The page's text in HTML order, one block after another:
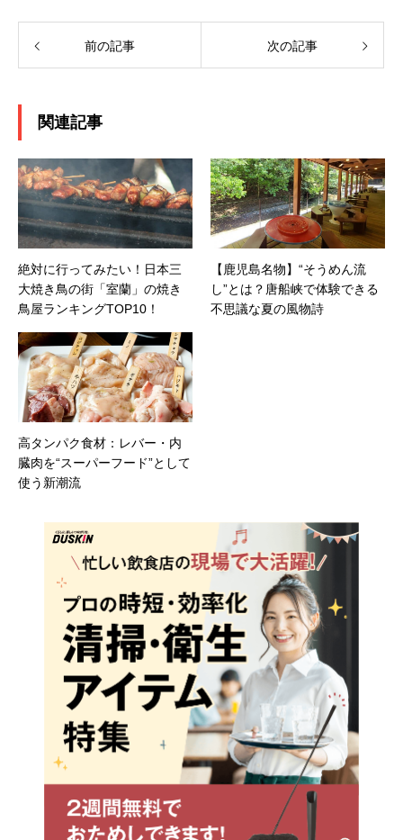
前の記事 次の記事
関連記事
絶対に行ってみたい！日本三
大焼き鳥の街「室蘭」の焼き
鳥屋ランキングTOP10！
【鹿児島名物】“そうめん流
し”とは？唐船峡で体験できる
不思議な夏の風物詩
高タンパク食材：レバー・内
臓肉を“スーパーフード”として
使う新潮流